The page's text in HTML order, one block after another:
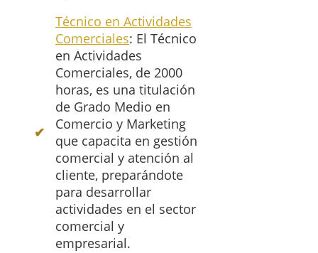
Técnico en Actividades
Comerciales: El Técnico
en Actividades
Comerciales, de 2000
horas, es una titulación
de Grado Medio en
Comercio y Marketing
que capacita en gestión
comercial y atención al
cliente, preparándote
para desarrollar
actividades en el sector
comercial y
empresarial.